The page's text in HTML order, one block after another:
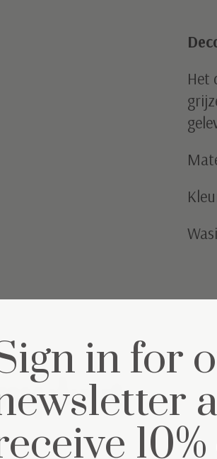
Het
in for